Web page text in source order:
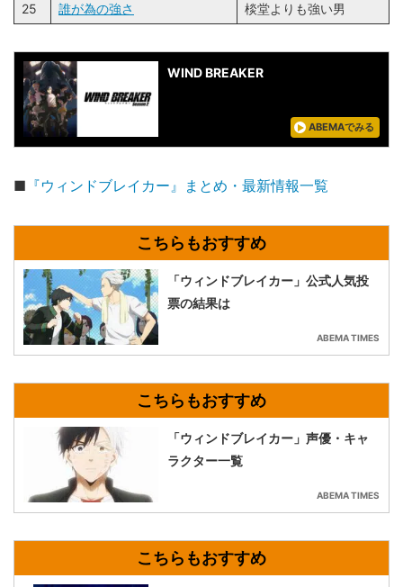
25 誰が為の強さ 棪堂よりも強い男
WIND BREAKER
ABEMAでみる
■ 『ウィンドブレイカー』まとめ・最新情報一覧
「ウィンドブレイカー」公式人気投
票の結果は
ABEMA TIMES
「ウィンドブレイカー」声優・キャ
ラクター一覧
ABEMA TIMES